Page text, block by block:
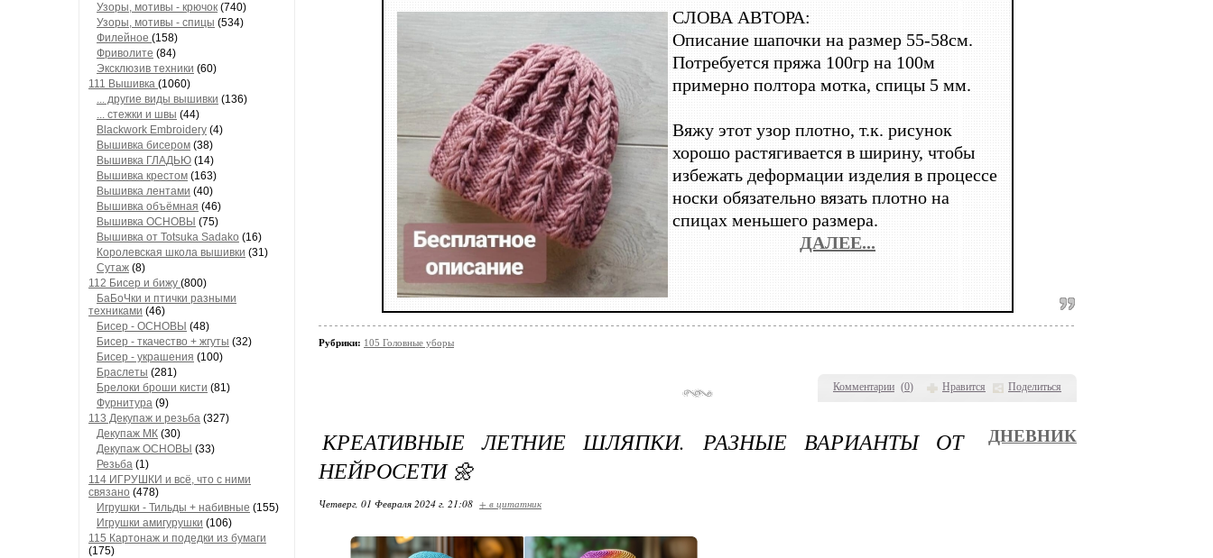
Узоры, мотивы - крючок (740)
Узоры, мотивы - спицы (534)
Филейное (158)
Фриволите (84)
Эксклюзив техники (60)
111 Вышивка (1060)
... другие виды вышивки (136)
... стежки и швы (44)
Blackwork Embroidery (4)
Вышивка бисером (38)
Вышивка ГЛАДЬЮ (14)
Вышивка крестом (163)
Вышивка лентами (40)
Вышивка объёмная (46)
Вышивка ОСНОВЫ (75)
Вышивка от Totsuka Sadako (16)
Королевская школа вышивки (31)
Сутаж (8)
112 Бисер и бижу (800)
БаБоЧки и птички разными
техниками (46)
Бисер - ОСНОВЫ (48)
Бисер - ткачество + жгуты (32)
Бисер - украшения (100)
Браслеты (281)
Брелоки броши кисти (81)
Фурнитура (9)
113 Декупаж и резьба (327)
Декупаж МК (30)
Декупаж ОСНОВЫ (33)
Резьба (1)
114 ИГРУШКИ и всё, что с ними
связано (478)
Игрушки - Тильды + набивные (155)
Игрушки амигурушки (106)
115 Картонаж и подедки из бумаги
(175)
Комментарии (0) Нравится Поделиться
СЛОВА АВТОРА:
Описание шапочки на размер 55-58см.
Потребуется пряжа 100гр на 100м
примерно полтора мотка, спицы 5 мм.
Вяжу этот узор плотно, т.к. рисунок
хорошо растягивается в ширину, чтобы
избежать деформации изделия в процессе
носки обязательно вязать плотно на
спицах меньшего размера.
ДАЛЕЕ...
Рубрики: 105 Головные уборы
КРЕАТИВНЫЕ ЛЕТНИЕ ШЛЯПКИ. РАЗНЫЕ ВАРИАНТЫ ОТ
НЕЙРОСЕТИ 🌼
ДНЕВНИК
Четверг, 01 Февраля 2024 г. 21:08 + в цитатник